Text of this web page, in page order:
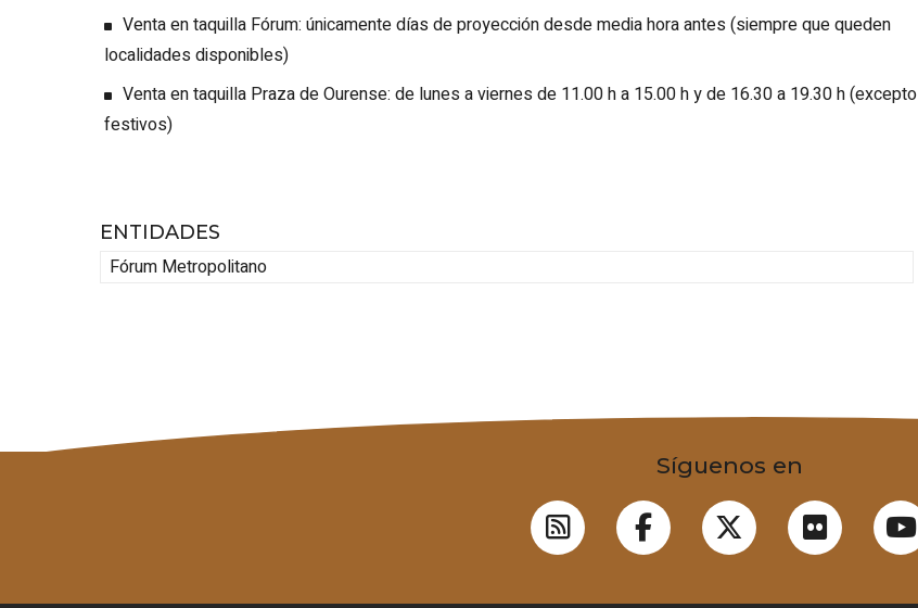
Venta en taquilla Fórum: únicamente días de proyección desde media hora antes (siempre que queden
localidades disponibles)
Venta en taquilla Praza de Ourense: de lunes a viernes de 11.00 h a 15.00 h y de 16.30 a 19.30 h (excepto
festivos)
ENTIDADES
Fórum Metropolitano
Síguenos en